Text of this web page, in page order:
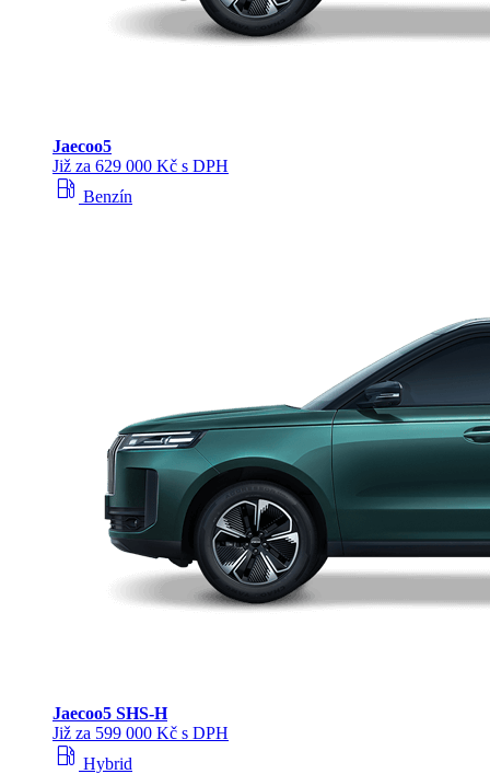
Jaecoo5
Již za 629 000 Kč s DPH
local_gas_station Benzín
Jaecoo5 SHS-H
Již za 599 000 Kč s DPH
local_gas_station Hybrid